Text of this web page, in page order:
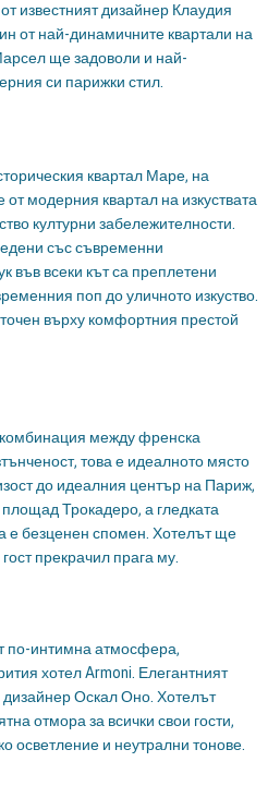
известният дизайнер Клаудия
от най-динамичните квартали на
ще задоволи и най-
си парижки стил.
квартал Маре, на
от модерния квартал на изкуствата
културни забележителности.
със съвременни
във всеки кът са преплетени
поп до уличното изкуство.
върху комфортния престой
между френска
това е идеалното място
до идеалния център на Париж,
Трокадеро, а гледката
е безценен спомен. Хотелът ще
прекрачил прага му.
по-интимна атмосфера,
хотел Armoni. Елегантният
Оскал Оно. Хотелът
отмора за всички свои гости,
осветление и неутрални тонове.